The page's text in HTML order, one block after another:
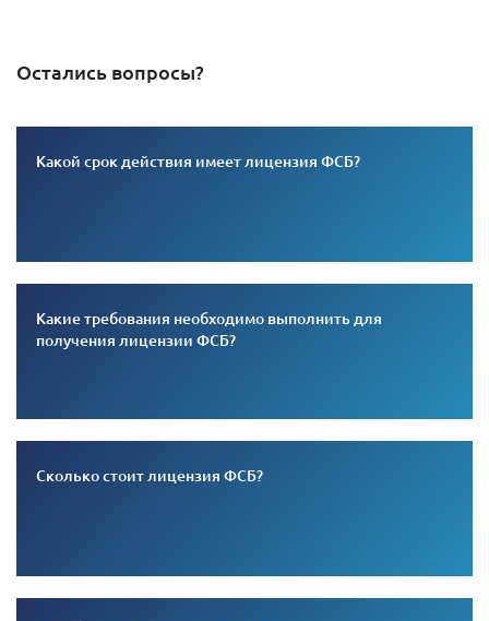
Остались вопросы?
Какой срок действия имеет лицензия ФСБ?
Какие требования необходимо выполнить для
получения лицензии ФСБ?
Сколько стоит лицензия ФСБ?